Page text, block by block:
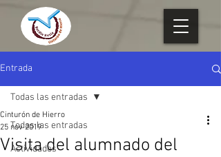
Entrada
Todas las entradas
Actividades
Todas las entradas
Visita del alumnado del
Cinturón de Hierro
25 nov 2019